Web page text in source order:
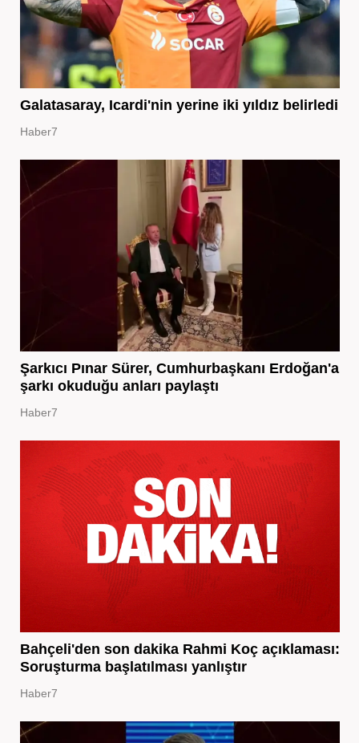
Galatasaray, Icardi'nin yerine iki yıldız belirledi
Haber7
Şarkıcı Pınar Sürer, Cumhurbaşkanı Erdoğan'a
şarkı okuduğu anları paylaştı
Haber7
Bahçeli'den son dakika Rahmi Koç açıklaması:
Soruşturma başlatılması yanlıştır
Haber7